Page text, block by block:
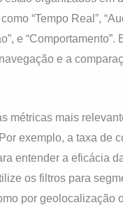
“Tempo Real”,
e “Comportamento”.
e a
métricas mais
exemplo, a taxa de
entender a eficácia
os filtros para
por geolocalização